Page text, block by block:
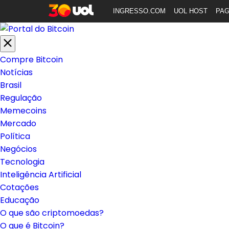
INGRESSO.COM UOL HOST
Compre Bitcoin
Notícias
Brasil
Regulação
Memecoins
Mercado
Política
Negócios
Tecnologia
Inteligência Artificial
Cotações
Educação
O que são criptomoedas?
O que é Bitcoin?